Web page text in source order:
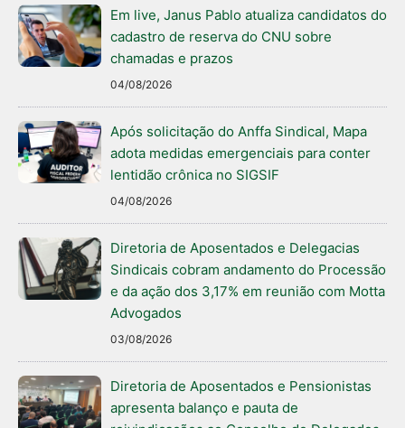
Em live, Janus Pablo atualiza candidatos do
cadastro de reserva do CNU sobre
chamadas e prazos
04/08/2026
Após solicitação do Anffa Sindical, Mapa
adota medidas emergenciais para conter
lentidão crônica no SIGSIF
04/08/2026
Diretoria de Aposentados e Delegacias
Sindicais cobram andamento do Processão
e da ação dos 3,17% em reunião com Motta
Advogados
03/08/2026
Diretoria de Aposentados e Pensionistas
apresenta balanço e pauta de